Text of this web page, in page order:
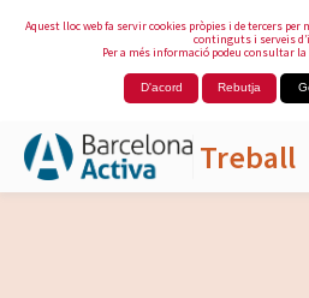
Aquest lloc web fa servir cookies pròpies i de tercers per
continguts i serveis
Per a més informació podeu consultar
D'acord Rebutja
Treball